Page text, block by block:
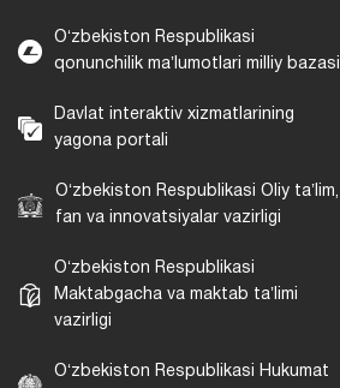
Oʻzbekiston Respublikasi
qonunchilik maʼlumotlari milliy bazasi
Davlat interaktiv xizmatlarining
yagona portali
Oʻzbekiston Respublikasi Oliy taʼlim,
fan va innovatsiyalar vazirligi
Oʻzbekiston Respublikasi
Maktabgacha va maktab taʼlimi
vazirligi
Oʻzbekiston Respublikasi Hukumat